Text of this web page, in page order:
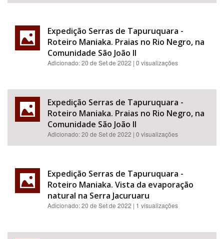
Expedição Serras de Tapuruquara -
Roteiro Maniaka. Praias no Rio Negro, na
Comunidade São João II
Adicionado:20 de Set de 2022 | 0 visualizações
Expedição Serras de Tapuruquara -
Roteiro Maniaka. Praias no Rio Negro, na
Comunidade São João II
Adicionado:20 de Set de 2022 | 0 visualizações
Expedição Serras de Tapuruquara -
Roteiro Maniaka. Vista da evaporação
natural na Serra Jacuruaru
Adicionado:20 de Set de 2022 | 1 visualizações